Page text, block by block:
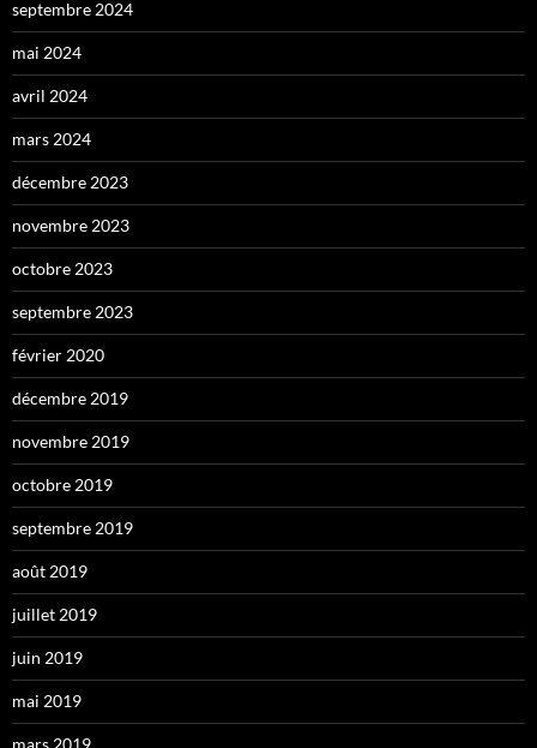
septembre 2024
mai 2024
avril 2024
mars 2024
décembre 2023
novembre 2023
octobre 2023
septembre 2023
février 2020
décembre 2019
novembre 2019
octobre 2019
septembre 2019
août 2019
juillet 2019
juin 2019
mai 2019